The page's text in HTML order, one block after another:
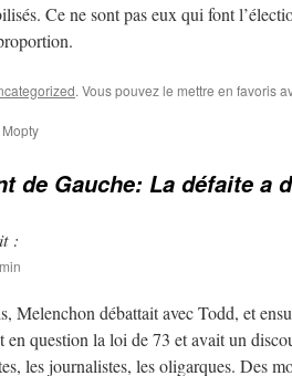
Ce ne sont pas eux qui font
. Vous pouvez le mettre en favoris
de Gauche: La défaite a
:
Melenchon débattait avec Todd, et
en question la loi de 73 et avait un
les journalistes, les oligarques. Des